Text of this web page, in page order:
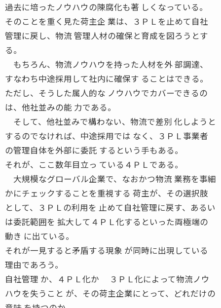
過去に培ったノウハウの陳腐化も著 しくなっている。
そのことを重く見た荷主企 業は、３ＰＬを止めて自社
管理に戻し、物流 管理人材の確保と育成を図ろうとす
る。
もちろん、物流ノウハウを持った人材を外 部調達、
すなわち中途採用して社内に確保す ることはできる。
ただし、そうした属人的な ノウハウでカバーできるの
は、他社並みの能 力である。
そして、他社並みで構わない、物流で差別 化しようと
するのでなければ、中途採用では なく、３ＰＬ事業者
の管理自体を外部に委託 するという手もある。
それが、ここ数年目立っ ている４ＰＬである。
大規模なグローバル企業で、なおかつ物流 業務を事細
かにチェックすることを重視する 荷主が、その選択肢
として、３ＰＬの利用を 止めて自社管理に戻す、あるい
は委託範囲を 拡大して４ＰＬ化するといった両極端の
動き に出ている。
それが一見すると矛盾する現象 が同時に出現している
理由であろう。
自社管理 か、４ＰＬ化か ３ＰＬ化によって物流ノウ
ハウを失うこと が、その荷主企業にとって、どれだけの